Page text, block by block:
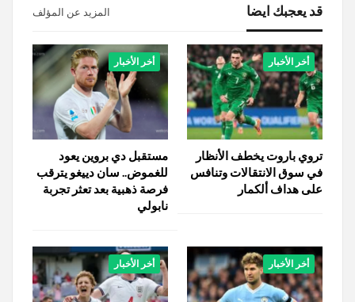
قد يعجبك ايضا المزيد عن المؤلف
أخر الأخبار
تروي باروت يخطف الأنظار
في سوق الانتقالات وتنافس
على هداف ألكمار
أخر الأخبار
مستقبل دي بروين يعود
للغموض.. سان دييغو يترقب
فرصة ذهبية بعد تعثر تجربة
نابولي
أخر الأخبار أخر الأخبار